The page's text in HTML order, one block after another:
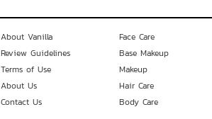
About Vanilla
Review Guidelines
Terms of Use
About Us
Contact Us
Face Care
Base Makeup
Makeup
Hair Care
Body Care